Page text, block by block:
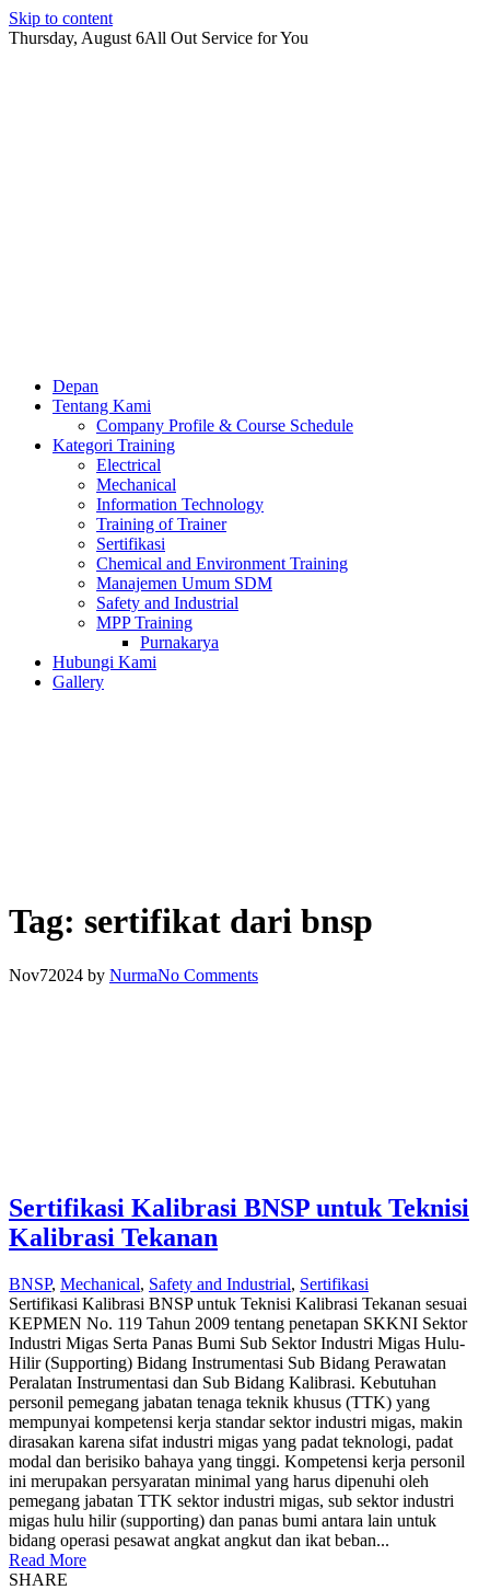
Skip to content
Thursday, August 6All Out Service for You
Depan
Tentang Kami
Company Profile & Course Schedule
Kategori Training
Electrical
Mechanical
Information Technology
Training of Trainer
Sertifikasi
Chemical and Environment Training
Manajemen Umum SDM
Safety and Industrial
MPP Training
Purnakarya
Hubungi Kami
Gallery
Tag: sertifikat dari bnsp
Nov72024 by NurmaNo Comments
Sertifikasi Kalibrasi BNSP untuk Teknisi
Kalibrasi Tekanan
BNSP, Mechanical, Safety and Industrial, Sertifikasi
Sertifikasi Kalibrasi BNSP untuk Teknisi Kalibrasi Tekanan sesuai
KEPMEN No. 119 Tahun 2009 tentang penetapan SKKNI Sektor
Industri Migas Serta Panas Bumi Sub Sektor Industri Migas Hulu-
Hilir (Supporting) Bidang Instrumentasi Sub Bidang Perawatan
Peralatan Instrumentasi dan Sub Bidang Kalibrasi. Kebutuhan
personil pemegang jabatan tenaga teknik khusus (TTK) yang
mempunyai kompetensi kerja standar sektor industri migas, makin
dirasakan karena sifat industri migas yang padat teknologi, padat
modal dan berisiko bahaya yang tinggi. Kompetensi kerja personil
ini merupakan persyaratan minimal yang harus dipenuhi oleh
pemegang jabatan TTK sektor industri migas, sub sektor industri
migas hulu hilir (supporting) dan panas bumi antara lain untuk
bidang operasi pesawat angkat angkut dan ikat beban...
Read More
SHARE